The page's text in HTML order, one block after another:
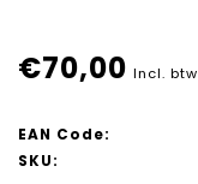
€70,00 Incl. btw
EAN Code:
SKU: